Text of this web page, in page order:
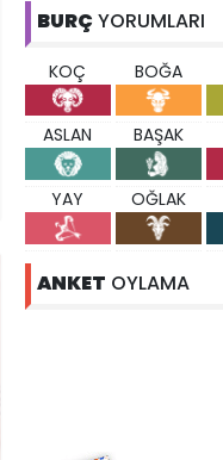
BURÇ YORUMLARI
KOÇ BOĞA
ASLAN BAŞAK
YAY OĞLAK
ANKET OYLAMA